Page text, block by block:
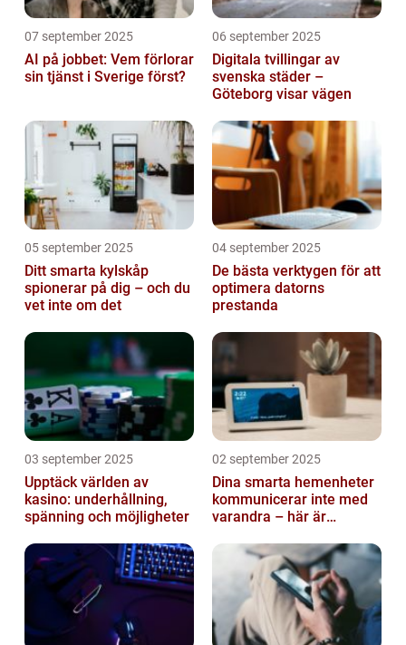
07 september 2025
AI på jobbet: Vem förlorar
sin tjänst i Sverige först?
06 september 2025
Digitala tvillingar av
svenska städer –
Göteborg visar vägen
05 september 2025
Ditt smarta kylskåp
spionerar på dig – och du
vet inte om det
04 september 2025
De bästa verktygen för att
optimera datorns
prestanda
03 september 2025
Upptäck världen av
kasino: underhållning,
spänning och möjligheter
02 september 2025
Dina smarta hemenheter
kommunicerar inte med
varandra – här är